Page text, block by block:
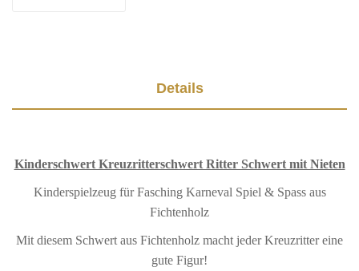
Details
Kinderschwert Kreuzritterschwert Ritter Schwert mit Nieten
Kinderspielzeug für Fasching Karneval Spiel & Spass aus
Fichtenholz
Mit diesem Schwert aus Fichtenholz macht jeder Kreuzritter eine
gute Figur!